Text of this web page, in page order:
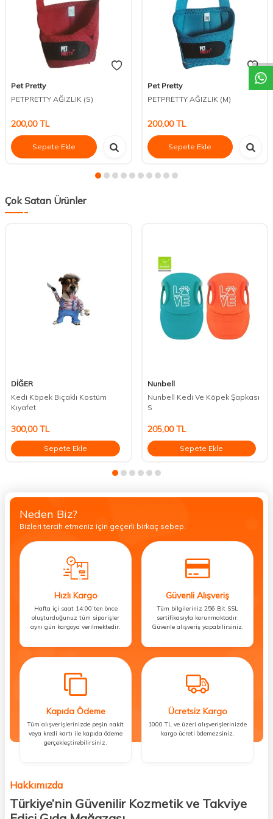
Pet Pretty
PETPRETTY AĞIZLIK (S)
200,00TL
Sepete Ekle
Pet Pretty
PETPRETTY AĞIZLIK (M)
200,00TL
Sepete Ekle
Çok Satan Ürünler
DİĞER
Kedi Köpek Bıçaklı Kostüm
Kıyafet
300,00TL
Sepete Ekle
Nunbell
Nunbell Kedi Ve Köpek Şapkası
S
205,00TL
Sepete Ekle
Neden Biz?
Bizleri tercih etmeniz için geçerli birkaç sebep.
Hızlı Kargo
Hafta içi saat 14:00’ten önce
oluşturduğunuz tüm siparişler
aynı gün kargoya verilmektedir.
Güvenli Alışveriş
Tüm bilgileriniz 256 Bit SSL
sertifikasıyla korunmaktadır.
Güvenle alışveriş yapabilirsiniz.
Kapıda Ödeme
Tüm alışverişlerinizde peşin nakit
veya kredi kartı ile kapıda ödeme
gerçekleştirebilirsiniz.
Ücretsiz Kargo
1000 TL ve üzeri alışverişlerinizde
kargo ücreti ödemezsiniz.
Hakkımızda
Türkiye’nin Güvenilir Kozmetik ve Takviye